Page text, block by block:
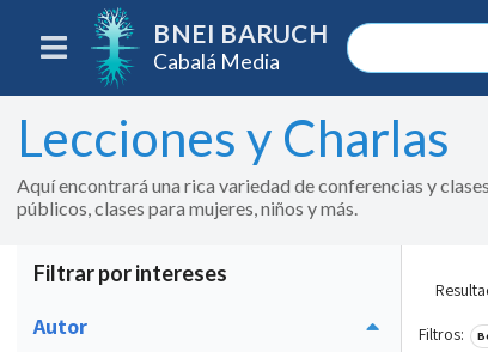
BNEI BARUCH
Cabalá Media
Lecciones y Charlas
Aquí encontrará una rica variedad de conferencias y
públicos, clases para mujeres, niños y más.
Filtrar por intereses
Autor Filtros: